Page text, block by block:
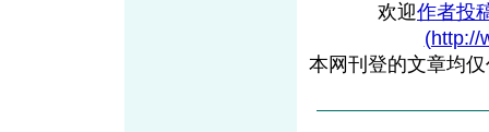
欢迎作者投
(http://
本网刊登的文章均